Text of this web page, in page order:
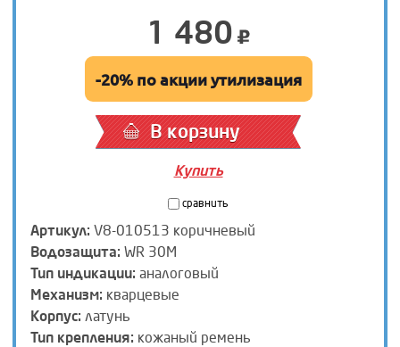
1 480
-20% по акции утилизация
В корзину
Купить
сравнить
Артикул: V8-010513 коричневый
Водозащита: WR 30M
Тип индикации: аналоговый
Механизм: кварцевые
Корпус: латунь
Тип крепления: кожаный ремень